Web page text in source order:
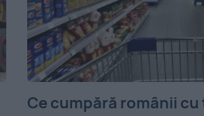
Ce cumpără românii